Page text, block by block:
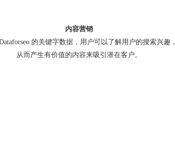
内容营销
的关键字数据，用户可以了解用户的搜索兴趣，
从而产生有价值的内容来吸引潜在客户。